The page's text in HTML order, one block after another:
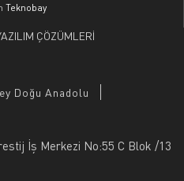
Teknobay
ÇÖZÜMLERİ
Doğu Anadolu
İş Merkezi No:55 C Blok /13